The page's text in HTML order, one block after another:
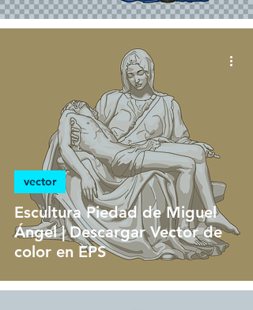
Escultura Piedad de Miguel
Ángel | Descargar Vector de
color en EPS
vector